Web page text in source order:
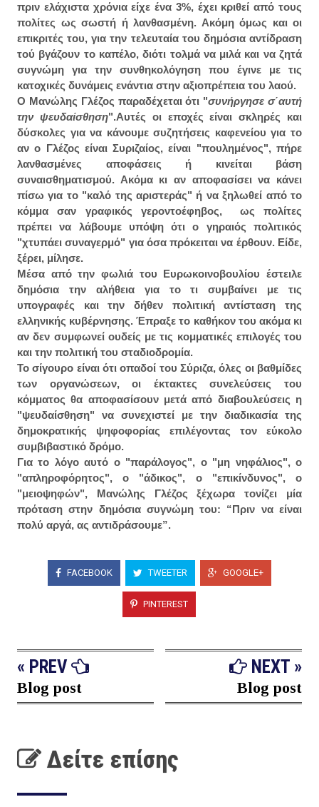
πριν ελάχιστα χρόνια είχε ένα 3%, έχει κριθεί από τους
πολίτες ως σωστή ή λανθασμένη. Ακόμη όμως και οι
επικριτές του, για την τελευταία του δημόσια αντίδραση
τού βγάζουν το καπέλο, διότι τολμά να μιλά και να ζητά
συγνώμη για την συνθηκολόγηση που έγινε με τις
κατοχικές δυνάμεις ενάντια στην αξιοπρέπεια του λαού.
Ο Μανώλης Γλέζος παραδέχεται ότι "συνήργησε σ΄αυτή
την ψευδαίσθηση".Αυτές οι εποχές είναι σκληρές και
δύσκολες για να κάνουμε συζητήσεις καφενείου για το
αν ο Γλέζος είναι Συριζαίος, είναι "πουλημένος", πήρε
λανθασμένες αποφάσεις ή κινείται βάση
συναισθηματισμού. Ακόμα κι αν αποφασίσει να κάνει
πίσω για το "καλό της αριστεράς" ή να ξηλωθεί από το
κόμμα σαν γραφικός γεροντοέφηβος, ως πολίτες
πρέπει να λάβουμε υπόψη ότι ο γηραιός πολιτικός
"χτυπάει συναγερμό" για όσα πρόκειται να έρθουν. Είδε,
ξέρει, μίλησε.
Μέσα από την φωλιά του Ευρωκοινοβουλίου έστειλε
δημόσια την αλήθεια για το τι συμβαίνει με τις
υπογραφές και την δήθεν πολιτική αντίσταση της
ελληνικής κυβέρνησης. Έπραξε το καθήκον του ακόμα κι
αν δεν συμφωνεί ουδείς με τις κομματικές επιλογές του
και την πολιτική του σταδιοδρομία.
Το σίγουρο είναι ότι οπαδοί του Σύριζα, όλες οι βαθμίδες
των οργανώσεων, οι έκτακτες συνελεύσεις του
κόμματος θα αποφασίσουν μετά από διαβουλεύσεις η
"ψευδαίσθηση" να συνεχιστεί με την διαδικασία της
δημοκρατικής ψηφοφορίας επιλέγοντας τον εύκολο
συμβιβαστικό δρόμο.
Για το λόγο αυτό ο "παράλογος", ο "μη νηφάλιος", ο
"απληροφόρητος", ο "άδικος", ο "επικίνδυνος", ο
"μειοψηφών", Μανώλης Γλέζος ξέχωρα τονίζει μία
πρόταση στην δημόσια συγνώμη του: “Πριν να είναι
πολύ αργά, ας αντιδράσουμε”.
FACEBOOK TWEETER GOOGLE+
PINTEREST
« PREV
Blog post
NEXT »
Blog post
Δείτε επίσης